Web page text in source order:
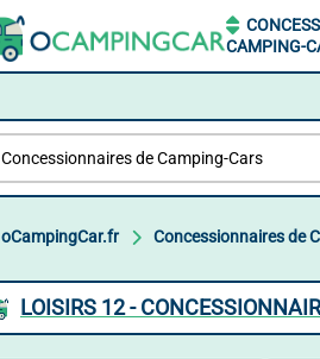
CAMPING-
oCampingCar.fr Concessionnaires de
LOISIRS 12 -